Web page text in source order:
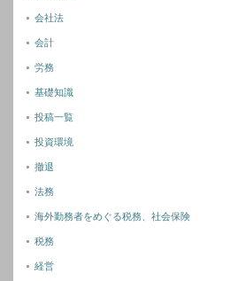
会社法
会計
労務
基礎知識
投稿一覧
投資環境
撤退
法務
海外勤務者をめぐる税務、社会保険
税務
経営